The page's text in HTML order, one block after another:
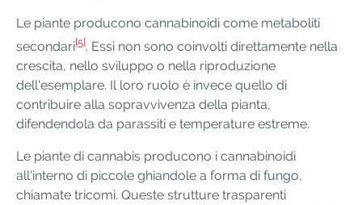
Le piante producono cannabinoidi come metaboliti
secondari[5]. Essi non sono coinvolti direttamente nella
crescita, nello sviluppo o nella riproduzione
dell'esemplare. Il loro ruolo è invece quello di
contribuire alla sopravvivenza della pianta,
difendendola da parassiti e temperature estreme.
Le piante di cannabis producono i cannabinoidi
all'interno di piccole ghiandole a forma di fungo,
chiamate tricomi. Queste strutture trasparenti